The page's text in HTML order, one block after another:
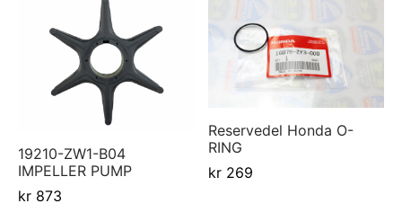
19210-ZW1-B04
IMPELLER PUMP
kr 873
Reservedel Honda O-
RING
kr269